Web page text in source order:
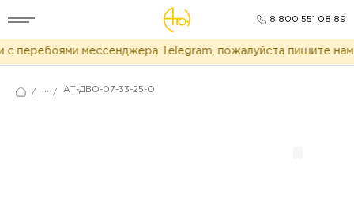
8 800 551 08 89
перебоями мессенджера Telegram, пожалуйста пишите нам
/ ... / АТ-ДВО-07-33-25-О